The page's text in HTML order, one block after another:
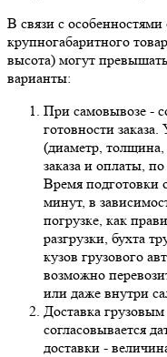
В связи с
крупногабаритного
высота) могут
варианты:
При самовывозе -
готовности
(диаметр, толщина,
заказа и оплаты,
Время подготовки
минут, в
погрузке, как
разгрузки, бухта
кузов грузового
возможно
или даже внутри
Доставка
согласовывается
доставки -